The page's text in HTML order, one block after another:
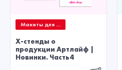
Макеты для ...
X-стенды о
продукции Артлайф |
Новинки. Часть4